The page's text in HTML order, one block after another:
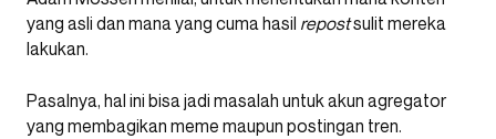
yang asli dan mana yang cuma hasil repostsulit mereka
lakukan.
Pasalnya, hal ini bisa jadi masalah untuk akun agregator
yang membagikan meme maupun postingan tren.